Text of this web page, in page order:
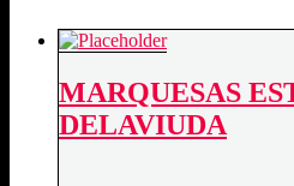
MARQUESAS
DELAVIUDA